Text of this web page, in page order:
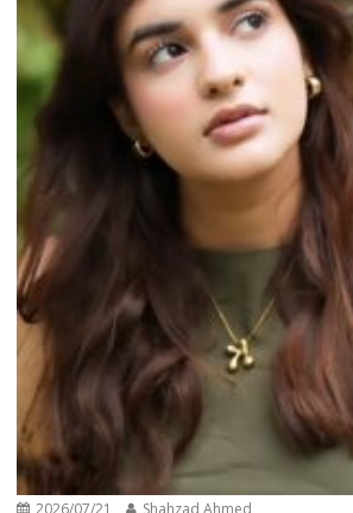
2026/07/21 Shahzad Ahmed